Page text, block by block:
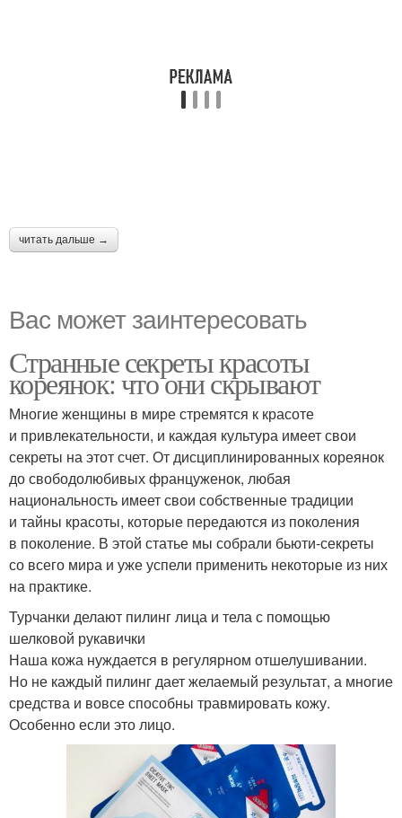
читать дальше →
Вас может заинтересовать
Странные секреты красоты
кореянок: что они скрывают
Многие женщины в мире стремятся к красоте
и привлекательности, и каждая культура имеет свои
секреты на этот счет. От дисциплинированных кореянок
до свободолюбивых француженок, любая
национальность имеет свои собственные традиции
и тайны красоты, которые передаются из поколения
в поколение. В этой статье мы собрали бьюти-секреты
со всего мира и уже успели применить некоторые из них
на практике.
Турчанки делают пилинг лица и тела с помощью
шелковой рукавички
Наша кожа нуждается в регулярном отшелушивании.
Но не каждый пилинг дает желаемый результат, а многие
средства и вовсе способны травмировать кожу.
Особенно если это лицо.